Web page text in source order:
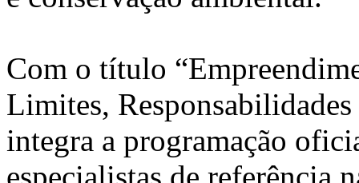
Com o título
Limites,
integra a programação
especialistas de referência